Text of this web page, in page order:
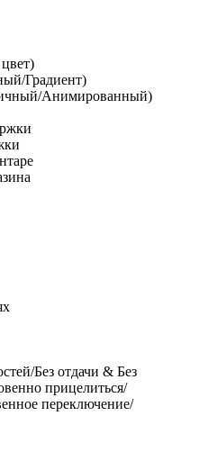
Градиент)
Анимированный)
Без отдачи & Без
прицелиться/
переключение/